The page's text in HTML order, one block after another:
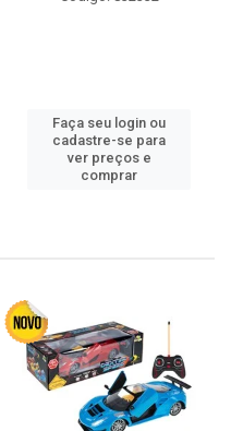
Faça seu login ou
cadastre-se para
ver preços e
comprar